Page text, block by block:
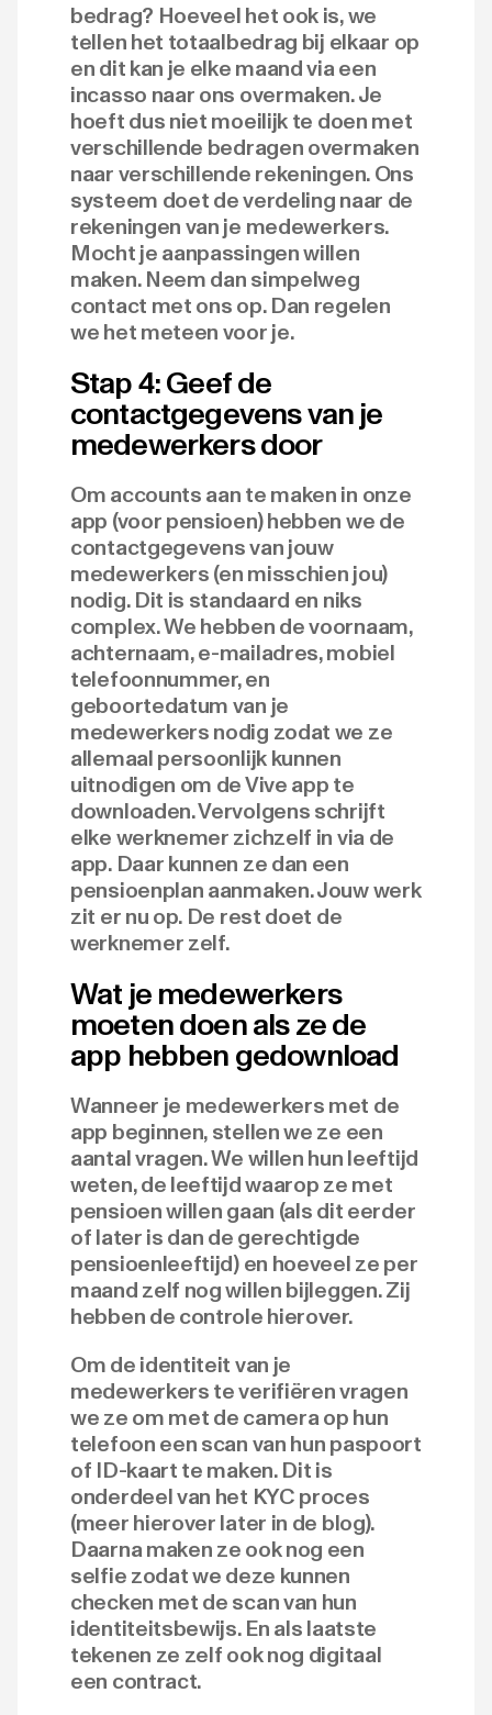
bedrag? Hoeveel het ook is, we
tellen het totaalbedrag bij elkaar op
en dit kan je elke maand via een
incasso naar ons overmaken. Je
hoeft dus niet moeilijk te doen met
verschillende bedragen overmaken
naar verschillende rekeningen. Ons
systeem doet de verdeling naar de
rekeningen van je medewerkers.
Mocht je aanpassingen willen
maken. Neem dan simpelweg
contact met ons op. Dan regelen
we het meteen voor je.
Stap 4: Geef de
contactgegevens van je
medewerkers door
Om accounts aan te maken in onze
app (voor pensioen) hebben we de
contactgegevens van jouw
medewerkers (en misschien jou)
nodig. Dit is standaard en niks
complex. We hebben de voornaam,
achternaam, e-mailadres, mobiel
telefoonnummer, en
geboortedatum van je
medewerkers nodig zodat we ze
allemaal persoonlijk kunnen
uitnodigen om de Vive app te
downloaden. Vervolgens schrijft
elke werknemer zichzelf in via de
app. Daar kunnen ze dan een
pensioenplan aanmaken. Jouw werk
zit er nu op. De rest doet de
werknemer zelf.
Wat je medewerkers
moeten doen als ze de
app hebben gedownload
Wanneer je medewerkers met de
app beginnen, stellen we ze een
aantal vragen. We willen hun leeftijd
weten, de leeftijd waarop ze met
pensioen willen gaan (als dit eerder
of later is dan de gerechtigde
pensioenleeftijd) en hoeveel ze per
maand zelf nog willen bijleggen. Zij
hebben de controle hierover.
Om de identiteit van je
medewerkers te verifiëren vragen
we ze om met de camera op hun
telefoon een scan van hun paspoort
of ID-kaart te maken. Dit is
onderdeel van het KYC proces
(meer hierover later in de blog).
Daarna maken ze ook nog een
selfie zodat we deze kunnen
checken met de scan van hun
identiteitsbewijs. En als laatste
tekenen ze zelf ook nog digitaal
een contract.